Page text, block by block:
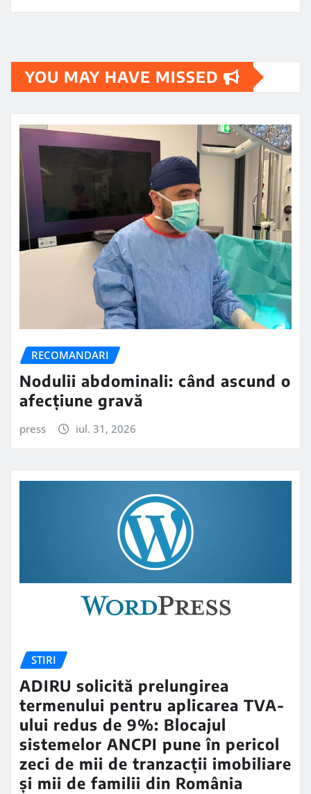
YOU MAY HAVE MISSED
RECOMANDARI
Nodulii abdominali: când ascund o
afecțiune gravă
press iul. 31, 2026
STIRI
ADIRU solicită prelungirea
termenului pentru aplicarea TVA-
ului redus de 9%: Blocajul
sistemelor ANCPI pune în pericol
zeci de mii de tranzacții imobiliare
și mii de familii din România